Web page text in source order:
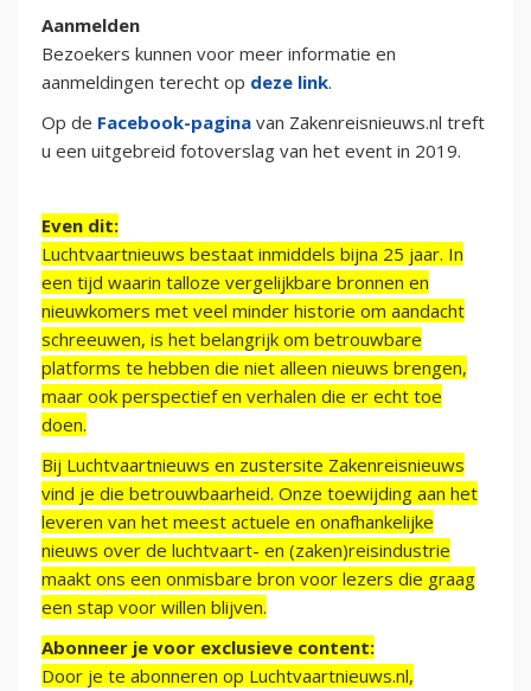
Aanmelden
Bezoekers kunnen voor meer informatie en
aanmeldingen terecht op deze link.
Op de Facebook-pagina van Zakenreisnieuws.nl treft
u een uitgebreid fotoverslag van het event in 2019.
Even dit:
Luchtvaartnieuws bestaat inmiddels bijna 25 jaar. In
een tijd waarin talloze vergelijkbare bronnen en
nieuwkomers met veel minder historie om aandacht
schreeuwen, is het belangrijk om betrouwbare
platforms te hebben die niet alleen nieuws brengen,
maar ook perspectief en verhalen die er echt toe
doen.
Bij Luchtvaartnieuws en zustersite Zakenreisnieuws
vind je die betrouwbaarheid. Onze toewijding aan het
leveren van het meest actuele en onafhankelijke
nieuws over de luchtvaart- en (zaken)reisindustrie
maakt ons een onmisbare bron voor lezers die graag
een stap voor willen blijven.
Abonneer je voor exclusieve content:
Door je te abonneren op Luchtvaartnieuws.nl,